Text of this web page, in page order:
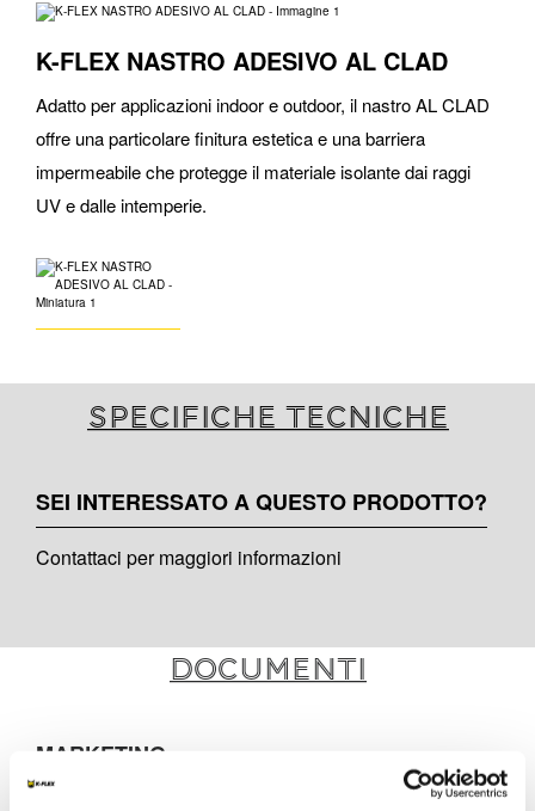
K-FLEX NASTRO ADESIVO AL CLAD
Adatto per applicazioni indoor e outdoor, il nastro AL CLAD
offre una particolare finitura estetica e una barriera
impermeabile che protegge il materiale isolante dai raggi
UV e dalle intemperie.
Specifiche tecniche
SEI INTERESSATO A QUESTO PRODOTTO?
Contattaci per maggiori informazioni
Documenti
MARKETING